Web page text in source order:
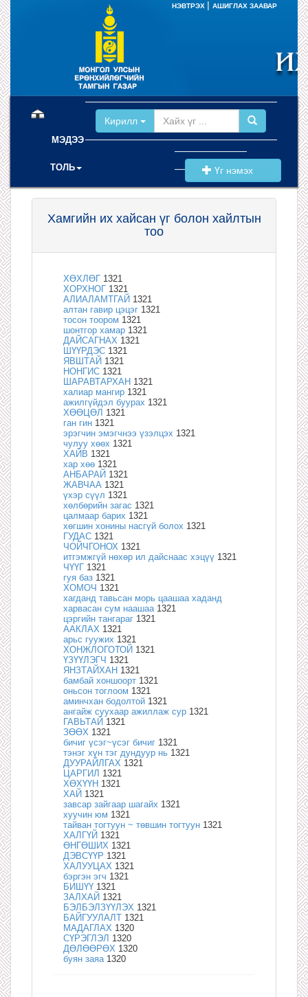
НЭВТРЭХ АШИГЛАХ ЗААВАР
МЭДЭЭ
ТОЛЬ
Кирилл
Үг нэмэх
Хамгийн их хайсан үг болон хайлтын
тоо
ХӨХЛӨГ 1321
ХОРХНОГ 1321
АЛИАЛАМТГАЙ 1321
алтан гавир цэцэг 1321
тосон тоором 1321
шонтгор хамар 1321
ДАЙСАГНАХ 1321
ШҮҮРДЭС 1321
ЯВШТАЙ 1321
НОНГИС 1321
ШАРАВТАРХАН 1321
халиар мангир 1321
ажилгүйдэл буурах 1321
ХӨӨЦӨЛ 1321
ган гин 1321
эрэгчин эмэгчнээ үзэлцэх 1321
чулуу хөөх 1321
ХАЙВ 1321
хар хөө 1321
АНБАРАЙ 1321
ЖАВЧАА 1321
үхэр сүүл 1321
хөлбөрийн загас 1321
цалмаар барих 1321
хөгшин хонины насгүй болох 1321
ГУДАС 1321
ЧОЙЧГОНОХ 1321
итгэмжгүй нөхөр ил дайснаас хэцүү 1321
ЧҮҮГ 1321
гуя баз 1321
ХОМОЧ 1321
хагданд тавьсан морь цаашаа хаданд
харвасан сум наашаа 1321
цэргийн тангараг 1321
ААКЛАХ 1321
арьс гуужих 1321
ХОНЖЛОГОТОЙ 1321
ҮЗҮҮЛЭГЧ 1321
ЯНЗТАЙХАН 1321
бамбай хоншоорт 1321
оньсон тоглоом 1321
аминчхан бодолтой 1321
ангайж суухаар ажиллаж сур 1321
ГАВЬТАЙ 1321
ЗӨӨХ 1321
бичиг үсэг~үсэг бичиг 1321
тэнэг хүн тэг дундуур нь 1321
ДУУРАЙЛГАХ 1321
ЦАРГИЛ 1321
ХӨХҮҮН 1321
ХАЙ 1321
завсар зайгаар шагайх 1321
хуучин юм 1321
тайван тогтуун ~ төвшин тогтуун 1321
ХАЛГҮЙ 1321
ӨНГӨШИХ 1321
ДЭВСҮҮР 1321
ХАЛУУЦАХ 1321
бэргэн эгч 1321
БИШҮҮ 1321
ЗАЛХАЙ 1321
БЭЛБЭЛЗҮҮЛЭХ 1321
БАЙГУУЛАЛТ 1321
МАДАГЛАХ 1320
СҮРЭГЛЭЛ 1320
ДӨЛӨӨРӨХ 1320
буян заяа 1320